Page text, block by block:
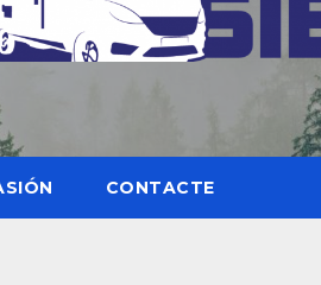
CONTACTE